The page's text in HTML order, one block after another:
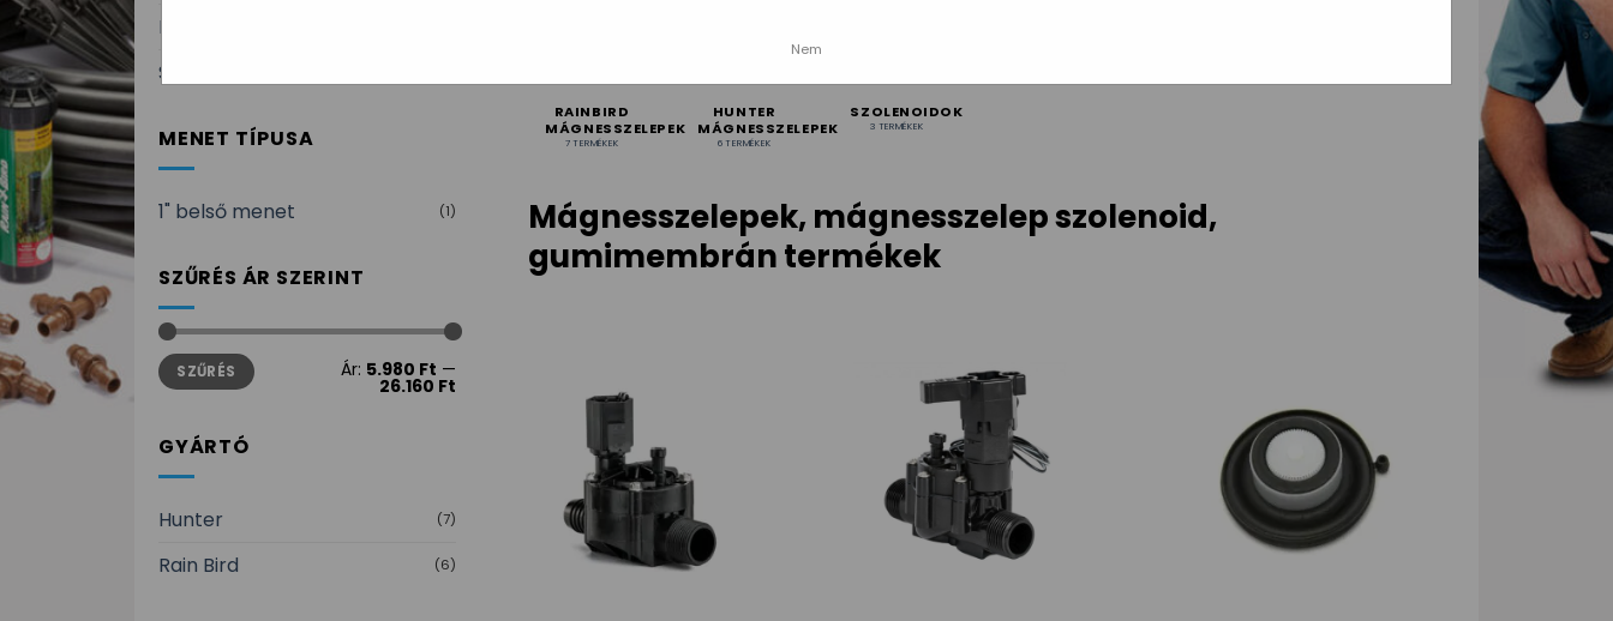
Nem
RainBird mágnesszelepek
Szolenoidok
MENET TÍPUSA
1" belső menet (1)
SZŰRÉS ÁR SZERINT
Min
ár
Max
ár SZŰRÉS Ár: 5.980 Ft —
26.160 Ft
GYÁRTÓ
Hunter (7)
Rain Bird (6)
RAINBIRD
MÁGNESSZELEPEK
7 TERMÉKEK
HUNTER
MÁGNESSZELEPEK
6 TERMÉKEK
SZOLENOIDOK
3 TERMÉKEK
Mágnesszelepek, mágnesszelep szolenoid,
gumimembrán termékek